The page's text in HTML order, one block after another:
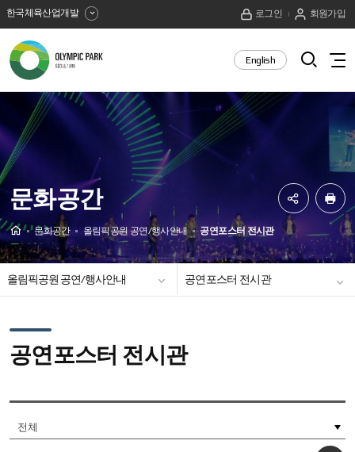
한국체육산업개발 로그인 회원가입
올
림
픽
공
원
English
기
전
메
기
문화공간
Home문화공간 올림픽공원 공연/행사안내 공연포스터 전시관
SNS
공
유
프
린
트
기
올림픽공원 공연/행사안내
공연포스터 전시관
공연포스터 전시관
게시글
검색